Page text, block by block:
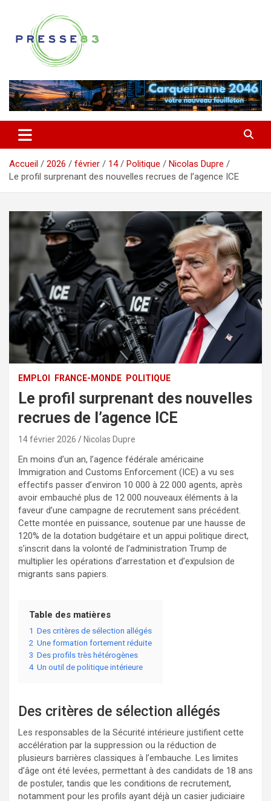
contenu
Presse 83
Accueil 2026 février 14 Politique
Nicolas Dupre
Le profil surprenant des nouvelles recrues de l’agence ICE
EMPLOI FRANCE-MONDE POLITIQUE
Le profil surprenant des nouvelles
recrues de l’agence ICE
14 février 2026 Nicolas Dupre
En moins d’un an, l’agence fédérale américaine
Immigration and Customs Enforcement (ICE) a vu ses
effectifs passer d’environ 10 000 à 22 000 agents, après
avoir embauché plus de 12 000 nouveaux éléments à la
faveur d’une campagne de recrutement sans précédent.
Cette montée en puissance, soutenue par une hausse de
120% de la dotation budgétaire et un appui politique direct,
s’inscrit dans la volonté de l’administration Trump de
multiplier les opérations d’arrestation et d’expulsion de
migrants sans papiers.
Table des matières
1 Des critères de sélection allégés
2 Une formation fortement réduite
3 Des profils très hétérogènes
4 Un outil de politique intérieure
Des critères de sélection allégés
Les responsables de la Sécurité intérieure justifient cette
accélération par la suppression ou la réduction de
plusieurs barrières classiques à l’embauche. Les limites
d’âge ont été levées, permettant à des candidats de 18 ans
de postuler, tandis que les conditions de recrutement,
notamment pour les profils ayant déjà un casier judiciaire